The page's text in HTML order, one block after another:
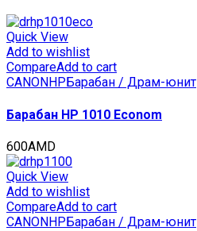
(CET),
120000
стр.,
CET7075
quantity
Quick View
Add to wishlist
CompareAdd to cart
CANON HP Барабан / Драм-юнит
Барабан HP 1010 Econom
600AMD
Quick View
Add to wishlist
CompareAdd to cart
CANONHPБарабан / Драм-юнит